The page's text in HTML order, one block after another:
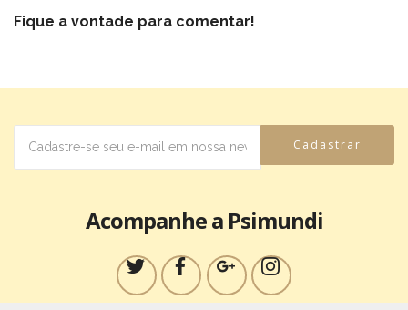
Fique a vontade para comentar!
Cadastrar
Acompanhe a Psimundi